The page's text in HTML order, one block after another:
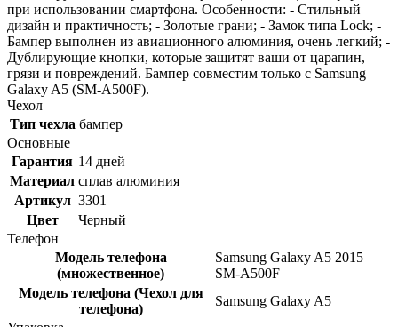
при использовании смартфона. Особенности: - Стильный
дизайн и практичность; - Золотые грани; - Замок типа Lock; -
Бампер выполнен из авиационного алюминия, очень легкий; -
Дублирующие кнопки, которые защитят ваши от царапин,
грязи и повреждений. Бампер совместим только с Samsung
Galaxy A5 (SM-A500F).
Чехол
Тип чехла бампер
Основные
Гарантия 14 дней
Материал сплав алюминия
Артикул 3301
Цвет
Черный
Телефон
Модель телефона
(множественное)
Samsung Galaxy A5 2015
SM-A500F
Модель телефона (Чехол для
телефона)
Samsung Galaxy A5